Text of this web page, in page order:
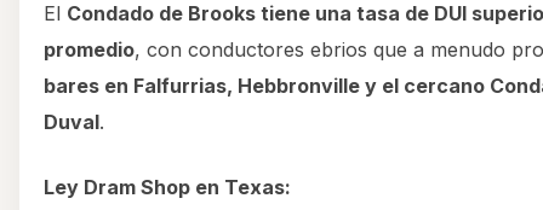
El Condado de Brooks tiene una tasa de DUI
promedio, con conductores ebrios que a menudo
bares en Falfurrias, Hebbronville y el cercano
Duval.
Ley Dram Shop en Texas: